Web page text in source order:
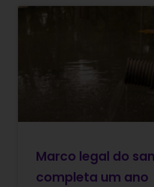
Marco legal do
completa um ano